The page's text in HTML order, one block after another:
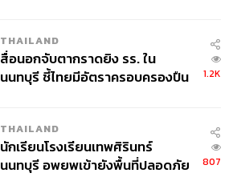
THAILAND
สื่อนอกจับตากราดยิง รร. ใน
นนทบุรี ชี้ไทยมีอัตราครอบครองปืน
1.2K
THAILAND
นักเรียนโรงเรียนเทพศิรินทร์
นนทบุรี อพยพเข้ายังพื้นที่ปลอดภัย
807